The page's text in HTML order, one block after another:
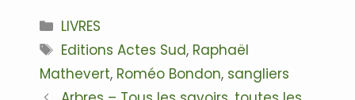
Catégories
LIVRES
Étiquettes
Editions Actes Sud, Raphaël
Mathevert, Roméo Bondon, sangliers
Navigation